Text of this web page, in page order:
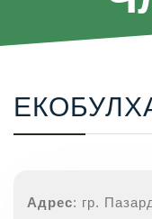
Адрес: гр.